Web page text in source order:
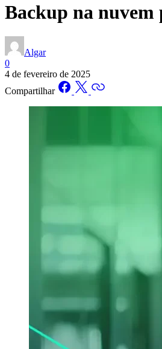
Backup na nuvem
Algar
0
4 de fevereiro de 2025
Compartilhar